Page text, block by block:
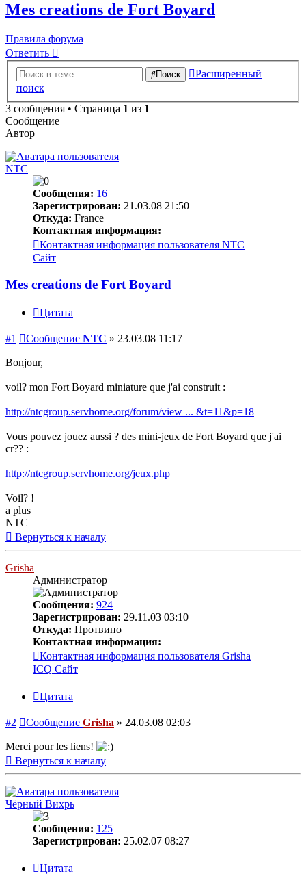
Mes creations de Fort Boyard
Правила форума
Ответить
Поиск
Расширенный
поиск
3 сообщения • Страница 1 из 1
Сообщение
Автор
NTC
Сообщения: 16
Зарегистрирован: 21.03.08 21:50
Откуда: France
Контактная информация:
Контактная информация пользователя NTC
Сайт
Mes creations de Fort Boyard
Цитата
#1 Сообщение NTC » 23.03.08 11:17
Bonjour,
voil? mon Fort Boyard miniature que j'ai construit :
http://ntcgroup.servhome.org/forum/view ... &t=11&p=18
Vous pouvez jouez aussi ? des mini-jeux de Fort Boyard que j'ai
cr?? :
http://ntcgroup.servhome.org/jeux.php
Voil? !
a plus
NTC
Вернуться к началу
Grisha
Администратор
Сообщения: 924
Зарегистрирован: 29.11.03 03:10
Откуда: Протвино
Контактная информация:
Контактная информация пользователя Grisha
ICQ Сайт
Цитата
#2 Сообщение Grisha » 24.03.08 02:03
Merci pour les liens!
Вернуться к началу
Чёрный Вихрь
Сообщения: 125
Зарегистрирован: 25.02.07 08:27
Цитата